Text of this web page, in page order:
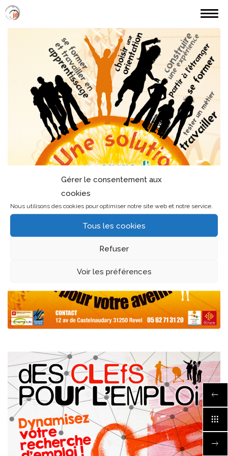
Gérer le consentement aux
cookies
Nous utilisons des cookies pour optimiser notre site web et notre service.
Tous les cookies
Refuser
Voir les préférences
MES RÉALISATIONS
PARCOURS (JÖ)
TARIFS ETC.
CONTACT